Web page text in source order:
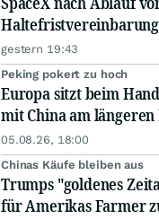
gestern 19:43
Peking pokert zu hoch
Europa sitzt beim
mit China am längeren
05.08.26, 18:00
Chinas Käufe bleiben aus
Trumps "goldenes
für Amerikas Farmer